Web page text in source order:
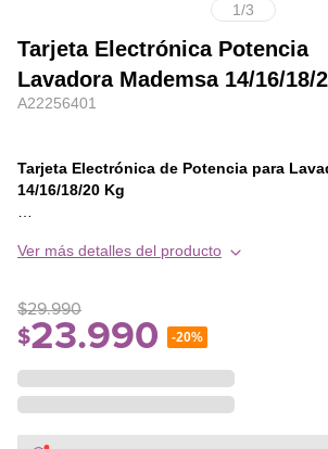
1/3
Tarjeta Electrónica Potencia
Lavadora Mademsa 14/16/18/
A22256401
Tarjeta Electrónica de Potencia para
14/16/18/20 Kg
tarjeta electrónica de potencia original,
suministro eléctrico hacia el motor, bomba y
asegurando ciclos de lavado eficientes y
- MADEMSA 14 BZG
Ver más detalles del producto
$29.990
$23.990 -20%